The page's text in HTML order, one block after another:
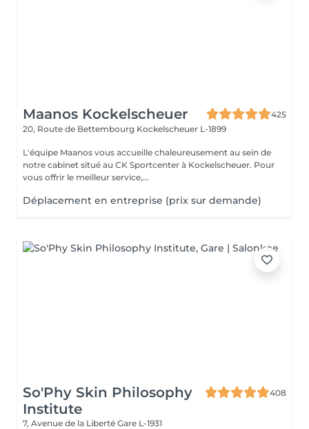
Maanos Kockelscheuer
425
20, Route de Bettembourg Kockelscheuer L-1899
L'équipe Maanos vous accueille chaleureusement au sein de
notre cabinet situé au CK Sportcenter à Kockelscheuer. Pour
vous offrir le meilleur service,...
Déplacement en entreprise (prix sur demande)
So'Phy Skin Philosophy
Institute
408
7, Avenue de la Liberté Gare L-1931